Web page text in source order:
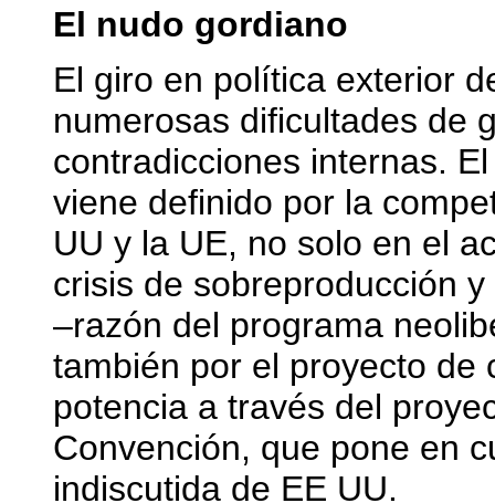
El nudo gordiano
El giro en política exterior
numerosas dificultades de
contradicciones internas.
viene definido por la
UU y la UE, no solo en el
crisis de sobreproducción
–razón del programa
también por el proyecto de
potencia a través del
Convención, que pone en
indiscutida de EE UU.